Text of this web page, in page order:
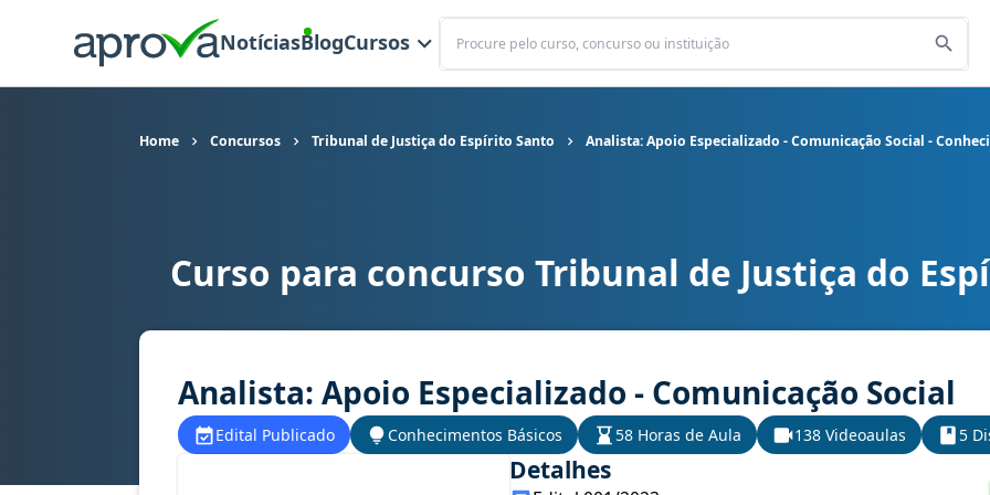
NotíciasBlogCursos
Buscar
Home Concursos Tribunal de Justiça do Espírito Santo Analista: Apoio Especializado - Comunicação Social -
Curso para concurso TJ ES - Tribunal de Justiça do Espírito Santo cargo Analista: Apoio Especializado -
Curso para concurso Tribunal de Justiça do
Analista: Apoio Especializado - Comunicação Social
Edital Publicado Conhecimentos Básicos 58 Horas de Aula 138 Videoaulas 5
Detalhes